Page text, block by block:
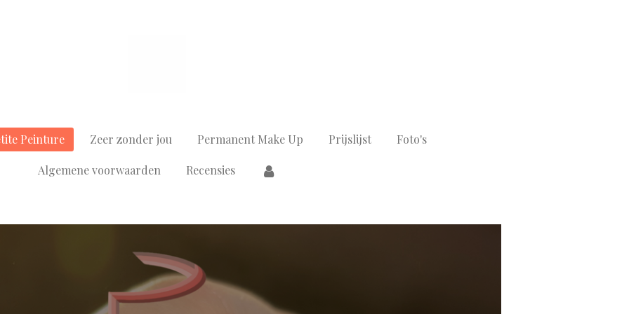
Peinture Zeer zonder jou Permanent Make Up Prijslijst Foto's
Algemene voorwaarden Recensies